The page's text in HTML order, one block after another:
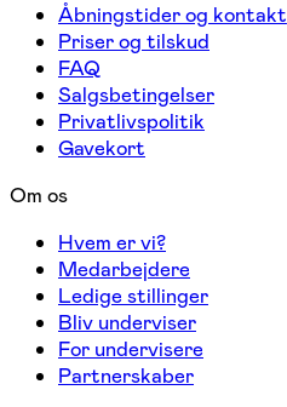
Åbningstider og kontakt
Priser og tilskud
FAQ
Salgsbetingelser
Privatlivspolitik
Gavekort
Om os
Hvem er vi?
Medarbejdere
Ledige stillinger
Bliv underviser
For undervisere
Partnerskaber